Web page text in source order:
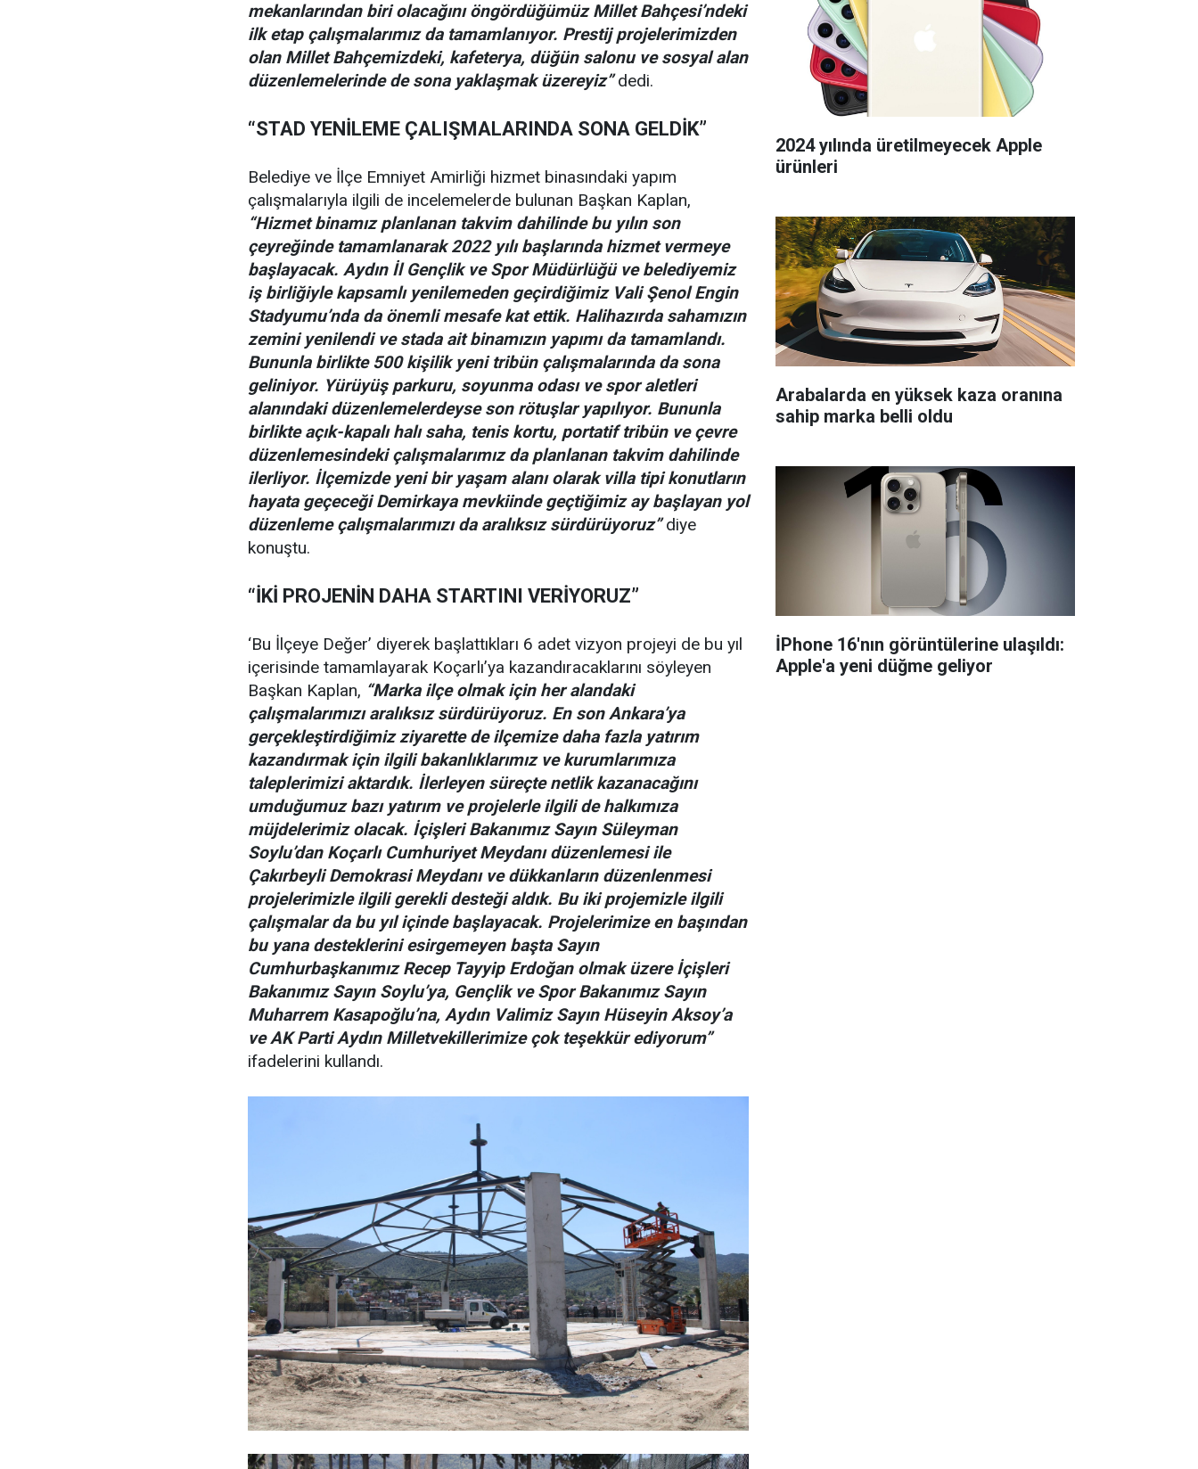
mekanlarından biri olacağını öngördüğümüz Millet Bahçesi’ndeki
ilk etap çalışmalarımız da tamamlanıyor. Prestij projelerimizden
olan Millet Bahçemizdeki, kafeterya, düğün salonu ve sosyal alan
düzenlemelerinde de sona yaklaşmak üzereyiz”dedi.
“STAD YENİLEME ÇALIŞMALARINDA SONA GELDİK”
Belediye ve İlçe Emniyet Amirliği hizmet binasındaki yapım
çalışmalarıyla ilgili de incelemelerde bulunan Başkan Kaplan,
“Hizmet binamız planlanan takvim dahilinde bu yılın son
çeyreğinde tamamlanarak 2022 yılı başlarında hizmet vermeye
başlayacak. Aydın İl Gençlik ve Spor Müdürlüğü ve belediyemiz
iş birliğiyle kapsamlı yenilemeden geçirdiğimiz Vali Şenol Engin
Stadyumu’nda da önemli mesafe kat ettik. Halihazırda sahamızın
zemini yenilendi ve stada ait binamızın yapımı da tamamlandı.
Bununla birlikte 500 kişilik yeni tribün çalışmalarında da sona
geliniyor. Yürüyüş parkuru, soyunma odası ve spor aletleri
alanındaki düzenlemelerdeyse son rötuşlar yapılıyor. Bununla
birlikte açık-kapalı halı saha, tenis kortu, portatif tribün ve çevre
düzenlemesindeki çalışmalarımız da planlanan takvim dahilinde
ilerliyor. İlçemizde yeni bir yaşam alanı olarak villa tipi konutların
hayata geçeceği Demirkaya mevkiinde geçtiğimiz ay başlayan yol
düzenleme çalışmalarımızı da aralıksız sürdürüyoruz”diye
konuştu.
“İKİ PROJENİN DAHA STARTINI VERİYORUZ”
‘Bu İlçeye Değer’ diyerek başlattıkları 6 adet vizyon projeyi de bu yıl
içerisinde tamamlayarak Koçarlı’ya kazandıracaklarını söyleyen
Başkan Kaplan, “Marka ilçe olmak için her alandaki
çalışmalarımızı aralıksız sürdürüyoruz. En son Ankara’ya
gerçekleştirdiğimiz ziyarette de ilçemize daha fazla yatırım
kazandırmak için ilgili bakanlıklarımız ve kurumlarımıza
taleplerimizi aktardık. İlerleyen süreçte netlik kazanacağını
umduğumuz bazı yatırım ve projelerle ilgili de halkımıza
müjdelerimiz olacak. İçişleri Bakanımız Sayın Süleyman
Soylu’dan Koçarlı Cumhuriyet Meydanı düzenlemesi ile
Çakırbeyli Demokrasi Meydanı ve dükkanların düzenlenmesi
projelerimizle ilgili gerekli desteği aldık. Bu iki projemizle ilgili
çalışmalar da bu yıl içinde başlayacak. Projelerimize en başından
bu yana desteklerini esirgemeyen başta Sayın
Cumhurbaşkanımız Recep Tayyip Erdoğan olmak üzere İçişleri
Bakanımız Sayın Soylu’ya, Gençlik ve Spor Bakanımız Sayın
Muharrem Kasapoğlu’na, Aydın Valimiz Sayın Hüseyin Aksoy’a
ve AK Parti Aydın Milletvekillerimize çok teşekkür ediyorum”
ifadelerini kullandı.
2024 yılında üretilmeyecek Apple
ürünleri
Arabalarda en yüksek kaza oranına
sahip marka belli oldu
İPhone 16'nın görüntülerine ulaşıldı:
Apple'a yeni düğme geliyor